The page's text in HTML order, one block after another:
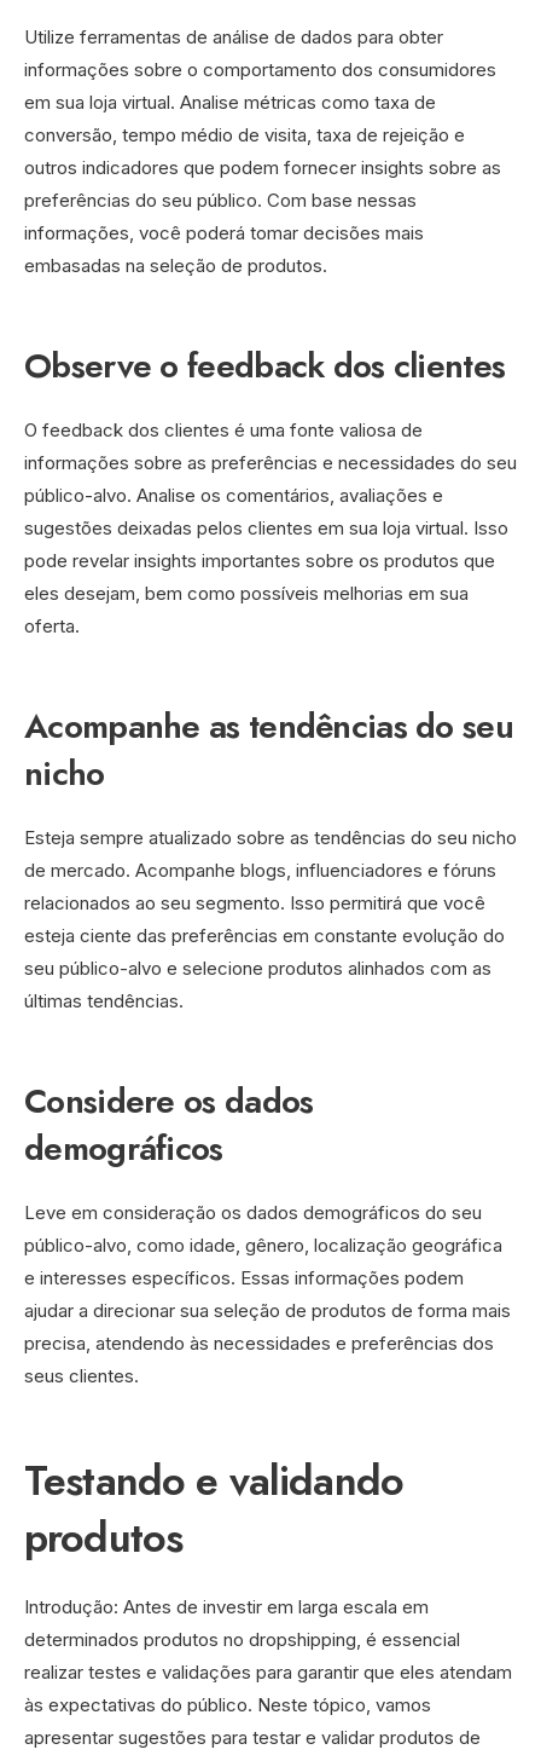
Utilize ferramentas de análise de dados para obter
informações sobre o comportamento dos consumidores
em sua loja virtual. Analise métricas como taxa de
conversão, tempo médio de visita, taxa de rejeição e
outros indicadores que podem fornecer insights sobre as
preferências do seu público. Com base nessas
informações, você poderá tomar decisões mais
embasadas na seleção de produtos.
Observe o feedback dos clientes
O feedback dos clientes é uma fonte valiosa de
informações sobre as preferências e necessidades do seu
público-alvo. Analise os comentários, avaliações e
sugestões deixadas pelos clientes em sua loja virtual. Isso
pode revelar insights importantes sobre os produtos que
eles desejam, bem como possíveis melhorias em sua
oferta.
Acompanhe as tendências do seu
nicho
Esteja sempre atualizado sobre as tendências do seu nicho
de mercado. Acompanhe blogs, influenciadores e fóruns
relacionados ao seu segmento. Isso permitirá que você
esteja ciente das preferências em constante evolução do
seu público-alvo e selecione produtos alinhados com as
últimas tendências.
Considere os dados
demográficos
Leve em consideração os dados demográficos do seu
público-alvo, como idade, gênero, localização geográfica
e interesses específicos. Essas informações podem
ajudar a direcionar sua seleção de produtos de forma mais
precisa, atendendo às necessidades e preferências dos
seus clientes.
Testando e validando
produtos
Introdução: Antes de investir em larga escala em
determinados produtos no dropshipping, é essencial
realizar testes e validações para garantir que eles atendam
às expectativas do público. Neste tópico, vamos
apresentar sugestões para testar e validar produtos de